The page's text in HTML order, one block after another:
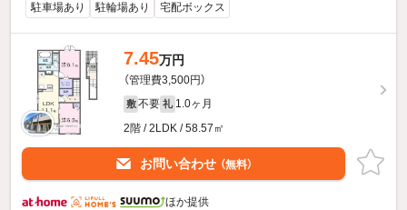
駐車場あり 駐輪場あり 宅配ボックス
7.45万円
（管理費3,500円）
敷 不要 礼 1.0ヶ月
2階 / 2LDK / 58.57㎡
お問い合わせ （無料）
ほか提供